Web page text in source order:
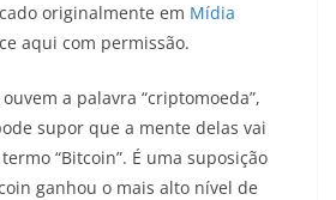
originalmente em Mídia
aqui com permissão.
a palavra “criptomoeda”,
supor que a mente delas vai
“Bitcoin”. É uma suposição
ganhou o mais alto nível de